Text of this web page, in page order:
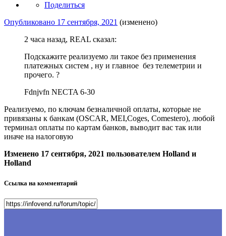
Поделиться
Опубликовано 17 сентября, 2021 (изменено)
2 часа назад, REAL сказал:
Подскажите реализуемо ли такое без применения
платежных систем , ну и главное без телеметрии и
прочего. ?
Fdnjvfn NECTA 6-30
Реализуемо, по ключам безналичной оплаты, которые не
привязаны к банкам (OSCAR, MEI,Coges, Comestero), любой
терминал оплаты по картам банков, выводит вас так или
иначе на налоговую
Изменено 17 сентября, 2021 пользователем Holland и
Holland
Ссылка на комментарий